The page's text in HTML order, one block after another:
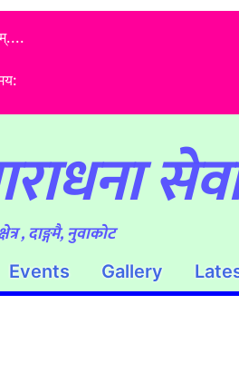
, दाङ्गमै, नुवाकोट
Events Gallery